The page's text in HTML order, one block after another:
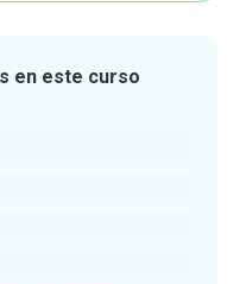
en este curso